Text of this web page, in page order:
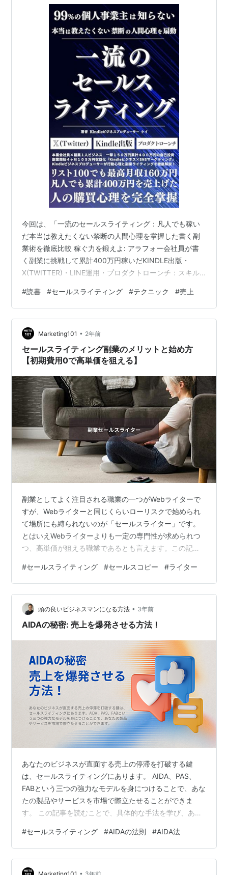
今回は、「一流のセールスライティング：凡人でも稼い
だ本当は教えたくない禁断の人間心理を掌握した書く副
業術を徹底比較 稼ぐ力を鍛えよ: アラフォー会社員が書
く副業に挑戦して累計400万円稼いだKINDLE出版・
X(TWITTER)・LINE運用・プロダクトローンチ：スキル
のキャッチコピー」（2025年）を読みました。 タイトル
長い… 一流のセールスライティング：凡人でも稼いだ本
当は教えたくない禁断の人間心理を掌握した書く副業術
を徹底比較 稼ぐ力を鍛えよ: アラフォー会社員が書く副
業に挑戦して累計400万円稼いだKindle出版・X(Twitt…
#読書 #セールスライティング #テクニック #売上
Marketing101 • 2年前
セールスライティング副業のメリットと始め方
【初期費用0で高単価を狙える】
副業としてよく注目される職業の一つがWebライターで
すが、Webライターと同じくらいローリスクで始められ
て場所にも縛られないのが「セールスライター」です。
とはいえWebライターよりも一定の専門性が求められつ
つ、高単価が狙える職業であるとも言えます。この記事
私自身のセールスライティングの仕事や副業の経験を踏
まえて、メリットや向いている人、始め方のステップま
でをまとめたいと思います。 ライター：タイスケ｜
Taisuke事業会社(日系および外資)でマーケティング歴10
年以上。戦略立案など上流から広告やセールスライティ
#セールスライティング #セールスコピー #ライター
頭の良いビジネスマンになる方法 • 3年前
AIDAの秘密: 売上を爆発させる方法！
あなたのビジネスが直面する売上の停滞を打破する鍵
は、セールスライティングにあります。 AIDA、PAS、
FABという三つの強力なモデルを身につけることで、あな
たの製品やサービスを市場で際立たせることができま
す。 この記事を読むことで、具体的な手法を学び、あな
が可能です。 信頼できるセールスライティングの原則を
学び、成功への道を切り開きましょう。 1. AIDAモデル 2.
PASフォーミュラ 3. FABモデル まとめ 1. AIDAモデル
#セールスライティング #AIDAの法則 #AIDA法
•